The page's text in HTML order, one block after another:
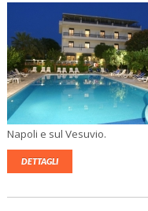
Napoli e sul Vesuvio.
DETTAGLI